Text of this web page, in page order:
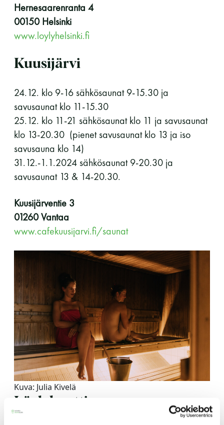
Hernesaarenranta 4
00150 Helsinki
www.loylyhelsinki.fi
Kuusijärvi
24.12. klo 9-16 sähkösaunat 9-15.30 ja
savusaunat klo 11-15.30
25.12. klo 11-21 sähkösaunat klo 11 ja savusaunat
klo 13-20.30 (pienet savusaunat klo 13 ja iso
savusauna klo 14)
31.12.-1.1.2024 sähkösaunat 9-20.30 ja
savusaunat 13 & 14-20.30.
Kuusijärventie 3
01260 Vantaa
www.cafekuusijarvi.fi/saunat
Kuva: Julia Kivelä
Löylykontti